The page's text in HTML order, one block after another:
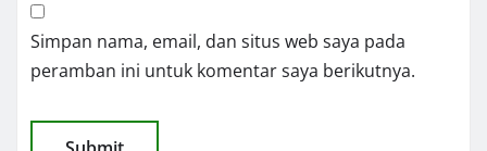
Simpan nama, email, dan situs web saya pada
peramban ini untuk komentar saya berikutnya.